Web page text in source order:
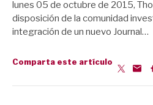
lunes 05 de octubre de 2015,
disposición de la comunidad
integración de un nuevo Journal…
Comparta este artículo